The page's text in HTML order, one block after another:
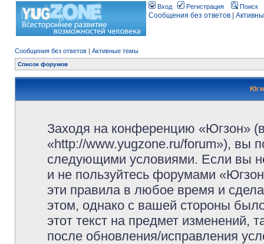
Вход Регистрация Поиск
Сообщения без ответов
Сообщения без ответов | Активные темы
Список форумов
Заходя на конференцию «Югзон»
«http://www.yugzone.ru/forum»), вы
следующими условиями. Если вы
и не пользуйтесь форумами
эти правила в любое время и
этом, однако с вашей стороны
этот текст на предмет изменений,
после обновления/исправления